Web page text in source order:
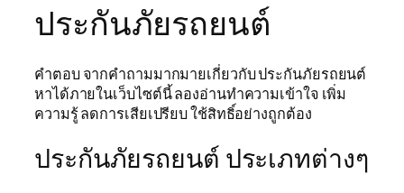
ประกันภัยรถยนต์
คำตอบ จากคำถามมากมายเกี่ยวกับ ประกันภัยรถยนต์
หาได้ภายในเว็บไซต์นี้ ลองอ่านทำความเข้าใจ เพิ่ม
ความรู้ ลดการเสียเปรียบ ใช้สิทธิ์อย่างถูกต้อง
ประกันภัยรถยนต์ ประเภทต่างๆ